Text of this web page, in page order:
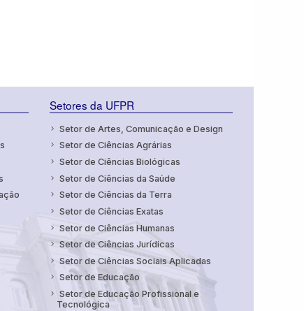
Setores da UFPR
Setor de Artes, Comunicação e Design
Setor de Ciências Agrárias
Setor de Ciências Biológicas
Setor de Ciências da Saúde
Setor de Ciências da Terra
Setor de Ciências Exatas
Setor de Ciências Humanas
Setor de Ciências Jurídicas
Setor de Ciências Sociais Aplicadas
Setor de Educação
Setor de Educação Profissional e
Tecnológica